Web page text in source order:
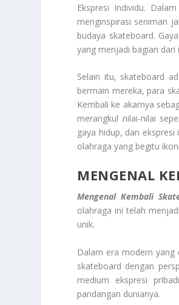
Ekspresi Individu.
menginspirasi seniman
budaya skateboard.
yang menjadi bagian
Selain itu, skateboard
bermain mereka, para
Kembali ke akarnya
merangkul nilai-nilai
gaya hidup, dan
olahraga yang begitu
MENGENAL
Mengenal Kembali
olahraga ini telah
unik.
Dalam era modern
skateboard dengan
medium ekspresi
pandangan dunianya.